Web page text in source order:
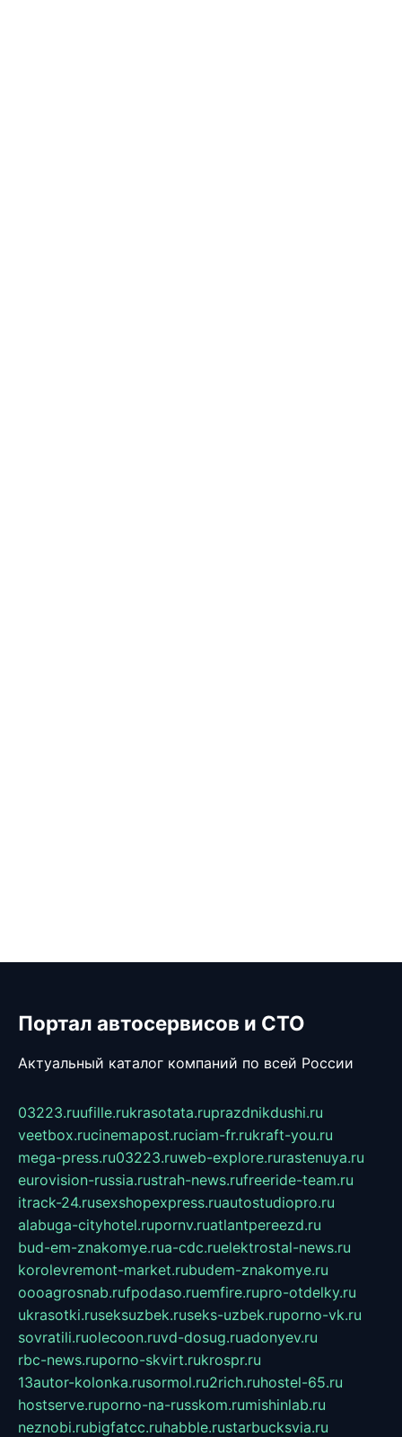
Портал автосервисов и СТО
Актуальный каталог компаний по всей России
03223.ruufille.rukrasotata.ruprazdnikdushi.ru
veetbox.rucinemapost.ruciam-fr.rukraft-you.ru
mega-press.ru03223.ruweb-explore.rurastenuya.ru
eurovision-russia.rustrah-news.rufreeride-team.ru
itrack-24.rusexshopexpress.ruautostudiopro.ru
alabuga-cityhotel.rupornv.ruatlantpereezd.ru
bud-em-znakomye.rua-cdc.ruelektrostal-news.ru
korolevremont-market.rubudem-znakomye.ru
oooagrosnab.rufpodaso.ruemfire.rupro-otdelky.ru
ukrasotki.ruseksuzbek.ruseks-uzbek.ruporno-vk.ru
sovratili.ruolecoon.ruvd-dosug.ruadonyev.ru
rbc-news.ruporno-skvirt.rukrospr.ru
13autor-kolonka.rusormol.ru2rich.ruhostel-65.ru
hostserve.ruporno-na-russkom.rumishinlab.ru
neznobi.rubigfatcc.ruhabble.rustarbucksvia.ru